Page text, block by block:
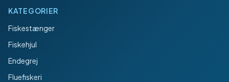
KATEGORIER
Fiskestænger
Fiskehjul
Endegrej
Fluefiskeri